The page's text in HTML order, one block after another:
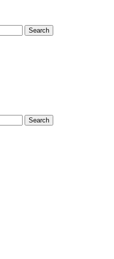
Search
Search